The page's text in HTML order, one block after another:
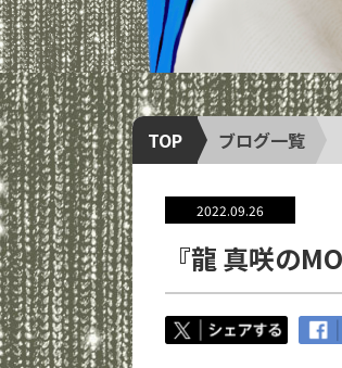
TOP ブログ一覧
2022.09.26
『龍 真咲の